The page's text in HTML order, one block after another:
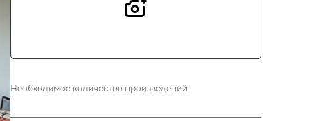
Необходимое количество произведений